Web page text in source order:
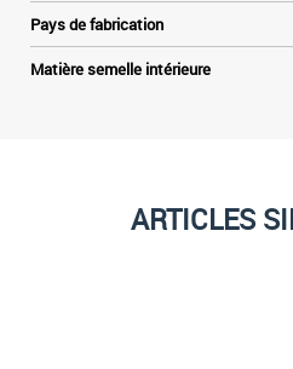
Pays de fabrication
Matière semelle intérieure
ARTICLES